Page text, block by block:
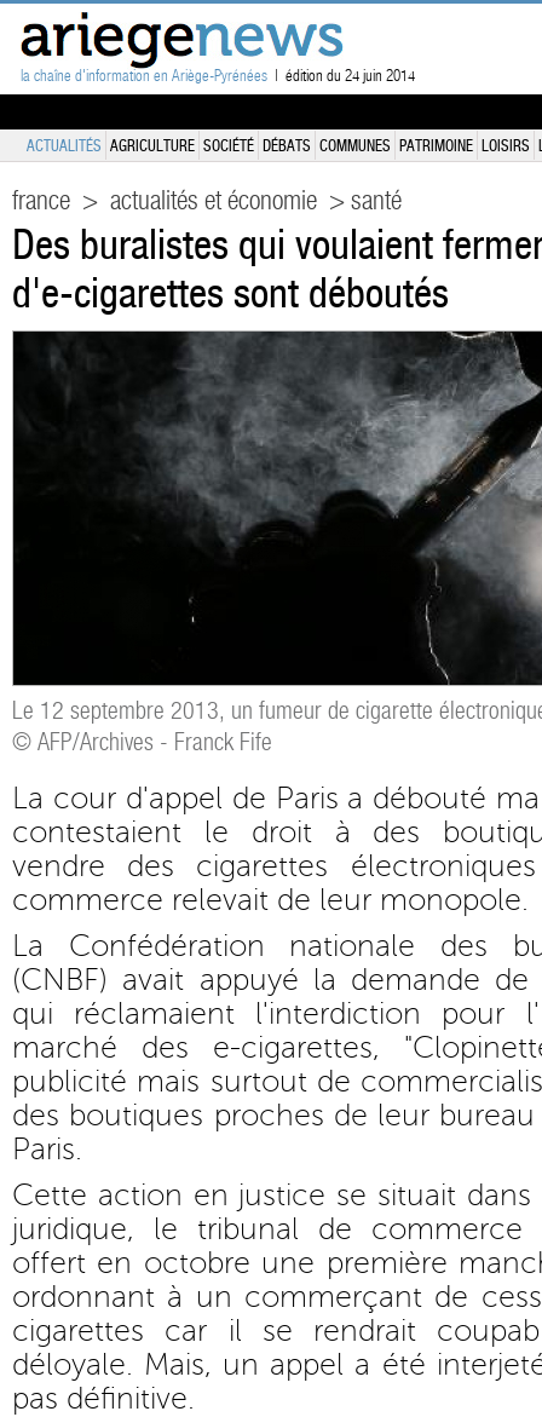
la chaîne d'information en Ariège-Pyrénées | édition du 24 juin 2014
ACTUALITÉS AGRICULTURE SOCIÉTÉ DÉBATS COMMUNES PATRIMOINE LOISIRS
france > actualités et économie > santé
Des buralistes qui voulaient
d'e-cigarettes sont déboutés
Le 12 septembre 2013, un fumeur de cigarette
© AFP/Archives - Franck Fife
La cour d'appel de Paris a débouté
contestaient le droit à des
vendre des cigarettes
commerce relevait de leur monopole.
La Confédération nationale des
(CNBF) avait appuyé la demande
qui réclamaient l'interdiction pour
marché des e-cigarettes,
publicité mais surtout de
des boutiques proches de leur
Paris.
Cette action en justice se situait
juridique, le tribunal de commerce
offert en octobre une première
ordonnant à un commerçant de
cigarettes car il se rendrait
déloyale. Mais, un appel a été
pas définitive.